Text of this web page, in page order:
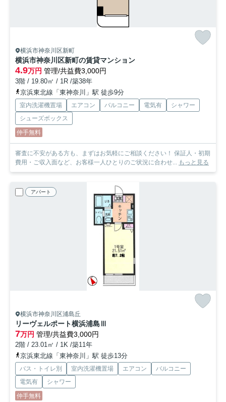
横浜市神奈川区新町
横浜市神奈川区新町の賃貸マンション
4.9万円 管理/共益費3,000円
3階 / 19.80㎡ / 1R /築38年
京浜東北線「東神奈川」駅 徒歩9分
室内洗濯機置場 エアコン バルコニー 電気有
シャワー
シューズボックス
仲手無料
審査に不安がある方も、まずはお気軽にご相談ください！ 保証人・初期
費用・ご収入面など、お客様一人ひとりのご状況に合わせ... もっと見る
アパート
横浜市神奈川区浦島丘
リーヴェルポート横浜浦島Ⅲ
7万円 管理/共益費3,000円
2階 / 23.01㎡ / 1K /築11年
京浜東北線「東神奈川」駅 徒歩13分
バス・トイレ別 室内洗濯機置場 エアコン
バルコニー
電気有
シャワー
仲手無料